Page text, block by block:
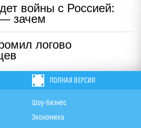
войны с Россией:
зачем
логово
ПОЛНАЯ ВЕРСИЯ
Шоу-бизнес
Экономика